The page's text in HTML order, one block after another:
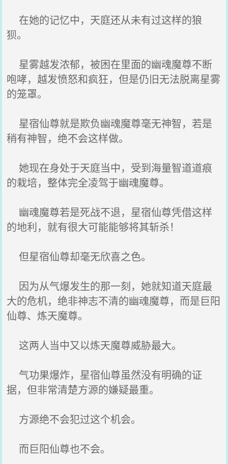
在她的记忆中，天庭还从未有过这样的狼
狈。
星雾越发浓郁，被困在里面的幽魂魔尊不断
咆哮，越发愤怒和疯狂，但是仍旧无法脱离星雾
的笼罩。
星宿仙尊就是欺负幽魂魔尊毫无神智，若是
稍有神智，绝不会这样做。
她现在身处于天庭当中，受到海量智道道痕
的栽培，整体完全凌驾于幽魂魔尊。
幽魂魔尊若是死战不退，星宿仙尊凭借这样
的地利，就有很大可能能够将其斩杀！
但星宿仙尊却毫无欣喜之色。
因为从气爆发生的那一刻，她就知道天庭最
大的危机，绝非神志不清的幽魂魔尊，而是巨阳
仙尊、炼天魔尊。
这两人当中又以炼天魔尊威胁最大。
气功果爆炸，星宿仙尊虽然没有明确的证
据，但非常清楚方源的嫌疑最重。
方源绝不会犯过这个机会。
而巨阳仙尊也不会。